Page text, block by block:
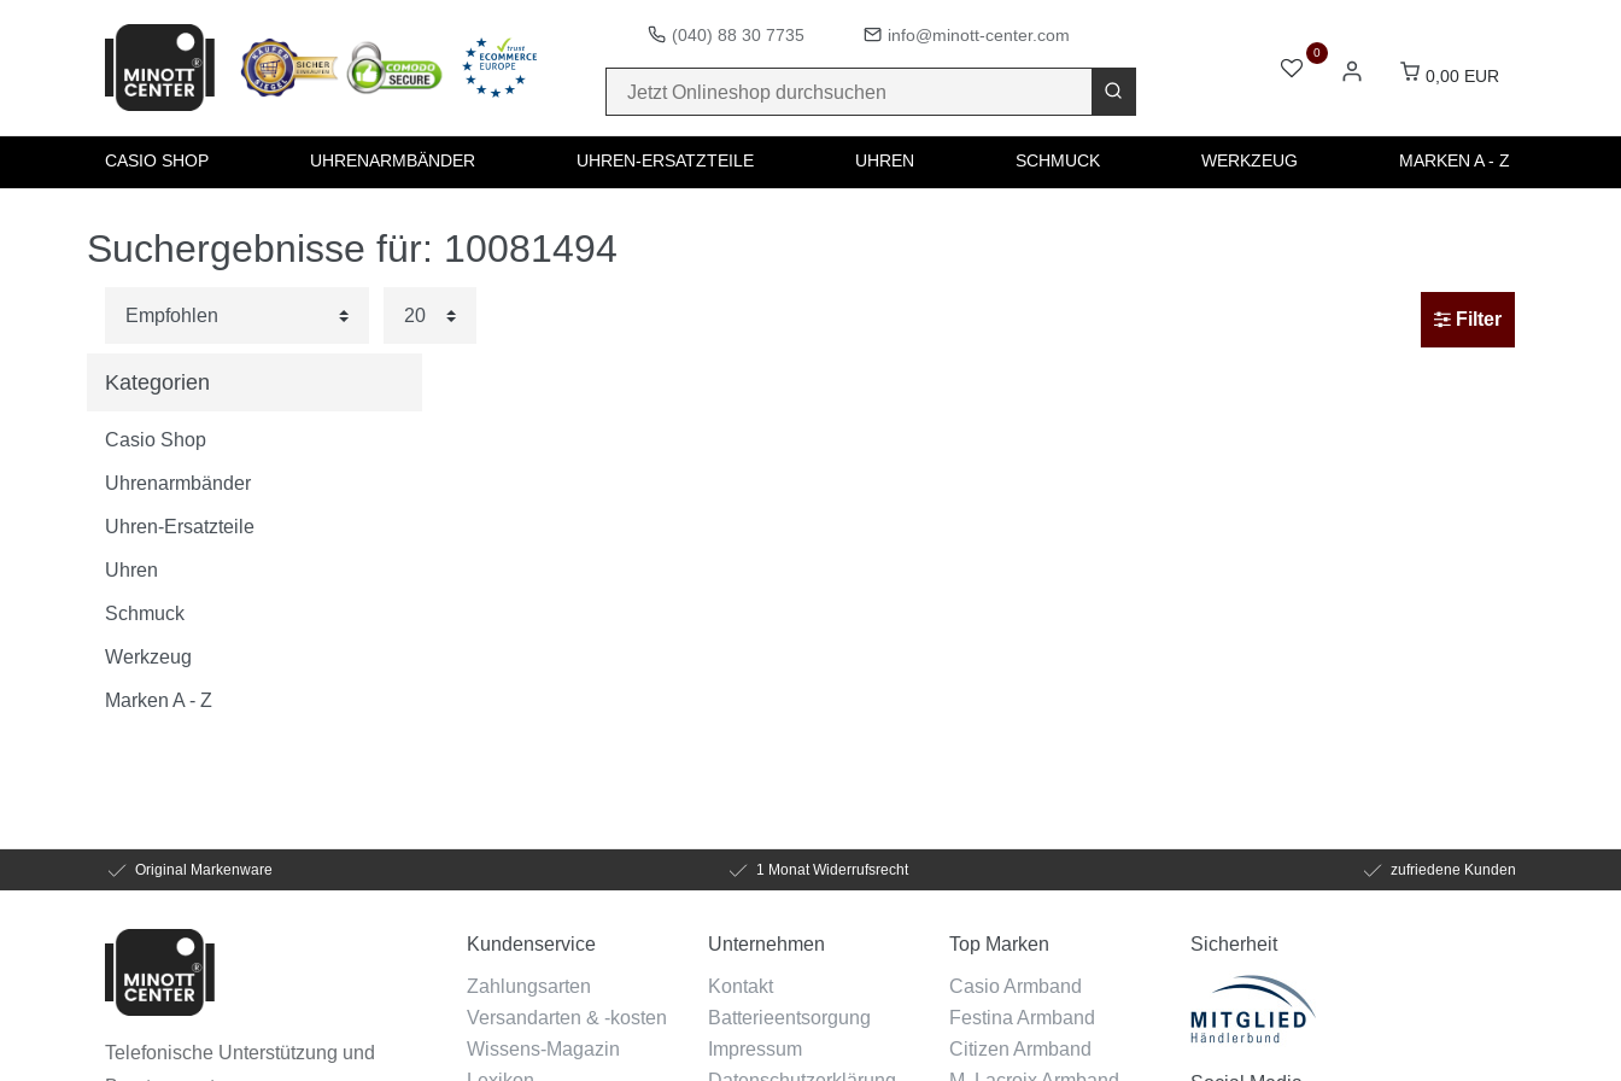
(040) 88 30 7735 info@minott-center.com
0
0,00 EUR
CASIO SHOP UHRENARMBÄNDER UHREN-ERSATZTEILE UHREN SCHMUCK WERKZEUG MARKEN A - Z
Suchergebnisse für: 10081494
Filter
Kategorien
Casio Shop
Uhrenarmbänder
Uhren-Ersatzteile
Uhren
Schmuck
Werkzeug
Marken A - Z
Original Markenware 1 Monat Widerrufsrecht zufriedene Kunden
Telefonische Unterstützung und
Kundenservice
Zahlungsarten
Versandarten & -kosten
Wissens-Magazin
Unternehmen
Kontakt
Batterieentsorgung
Impressum
Top Marken
Casio Armband
Festina Armband
Citizen Armband
Sicherheit